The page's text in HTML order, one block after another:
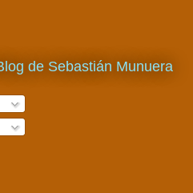
de Sebastián Munuera